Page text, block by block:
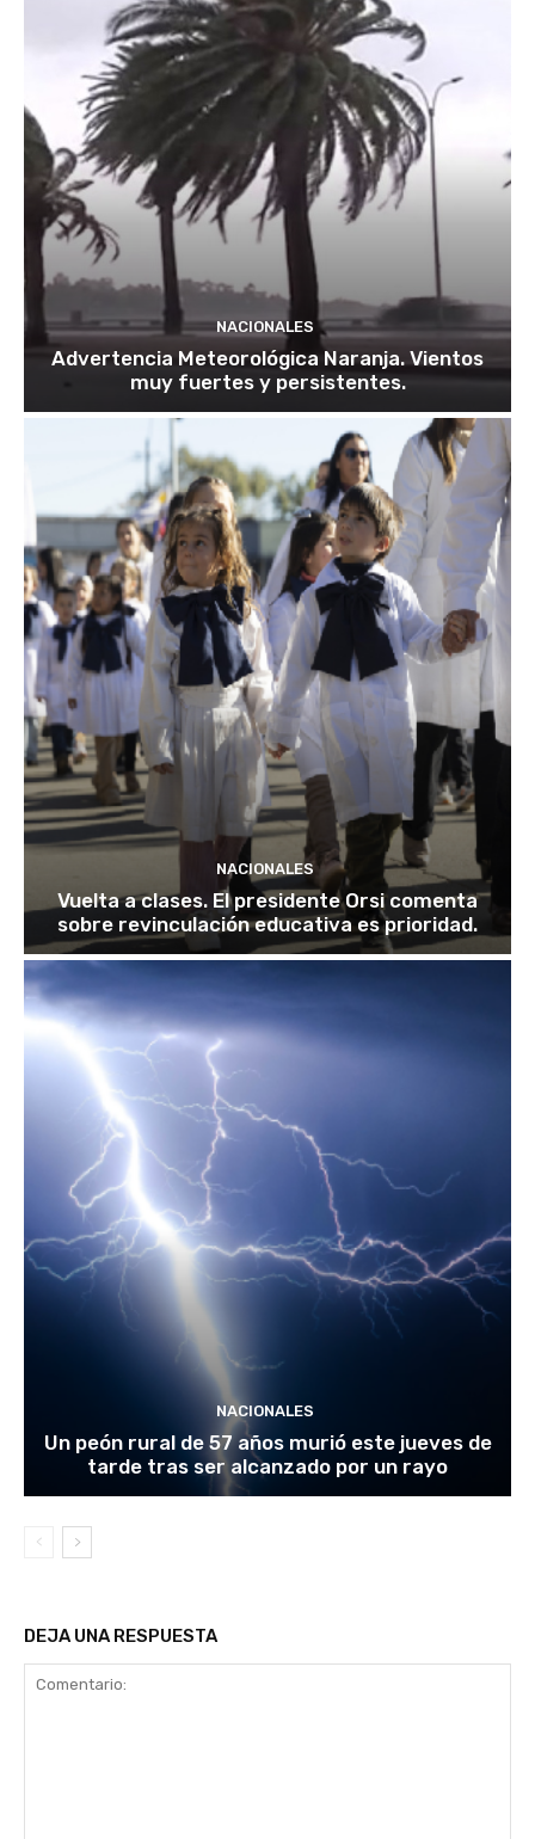
NACIONALES
Advertencia Meteorológica Naranja. Vientos
muy fuertes y persistentes.
NACIONALES
Vuelta a clases. El presidente Orsi comenta
sobre revinculación educativa es prioridad.
NACIONALES
Un peón rural de 57 años murió este jueves de
tarde tras ser alcanzado por un rayo
DEJA UNA RESPUESTA